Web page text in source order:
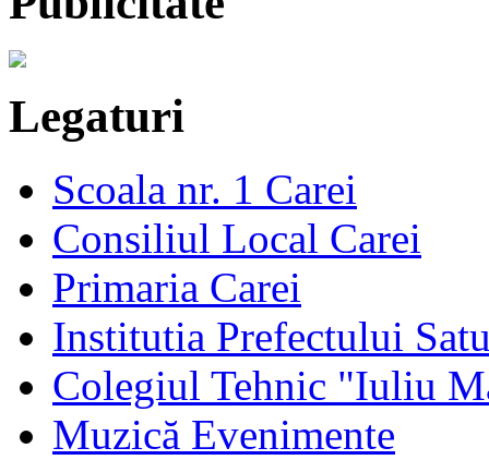
Legaturi
Scoala nr. 1 Carei
Consiliul Local Carei
Primaria Carei
Institutia Prefectului
Colegiul Tehnic "Iuliu
Muzică Evenimente